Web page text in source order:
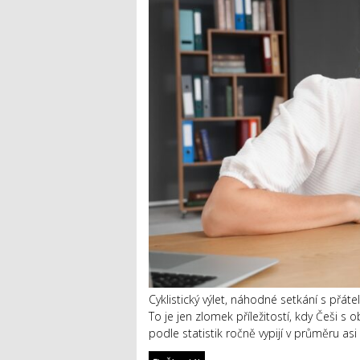
Cyklistický výlet, náhodné setkání s
To je jen zlomek příležitostí, kdy Češi s
podle statistik ročně vypijí v průměru